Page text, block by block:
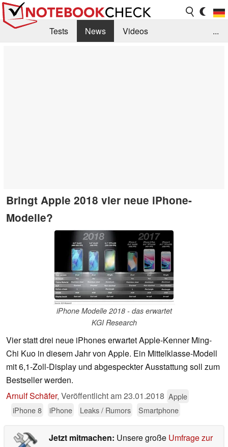
Tests News
Videos
...
Bringt Apple 2018 vier neue iPhone-
Modelle?
iPhone Modelle 2018 - das erwartet
KGI Research
Vier statt drei neue iPhones erwartet Apple-Kenner Ming-
Chi Kuo in diesem Jahr von Apple. Ein Mittelklasse-Modell
mit 6,1-Zoll-Display und abgespeckter Ausstattung soll zum
Bestseller werden.
Arnulf Schäfer, Veröffentlicht am23.01.2018 Apple
iPhone 8
iPhone Leaks / Rumors Smartphone
Jetzt mitmachen: Unsere große Umfrage zur